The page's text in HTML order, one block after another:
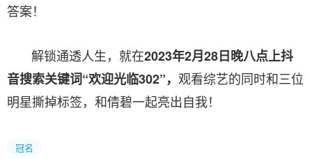
答案！
解锁通透人生，就在2023年2月28日晚八点上抖
音搜索关键词“欢迎光临302”， 观看综艺的同时和三位
明星撕掉标签，和倩碧一起亮出自我！
冠名